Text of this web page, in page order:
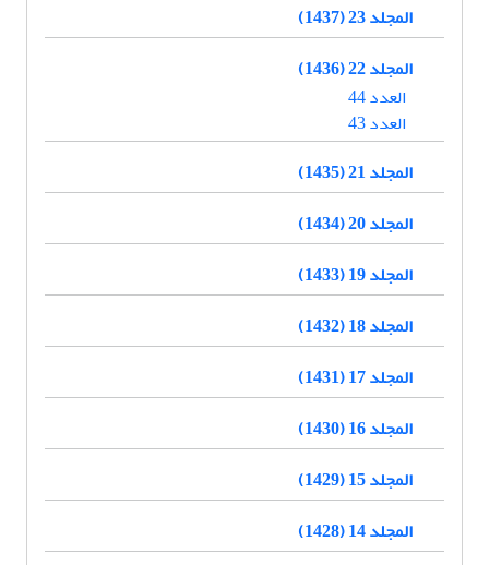
المجلد 23 (1437)
المجلد 22 (1436)
العدد 44
العدد 43
المجلد 21 (1435)
المجلد 20 (1434)
المجلد 19 (1433)
المجلد 18 (1432)
المجلد 17 (1431)
المجلد 16 (1430)
المجلد 15 (1429)
المجلد 14 (1428)